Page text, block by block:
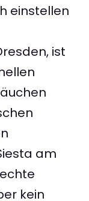
einstellen
ist
am
kein